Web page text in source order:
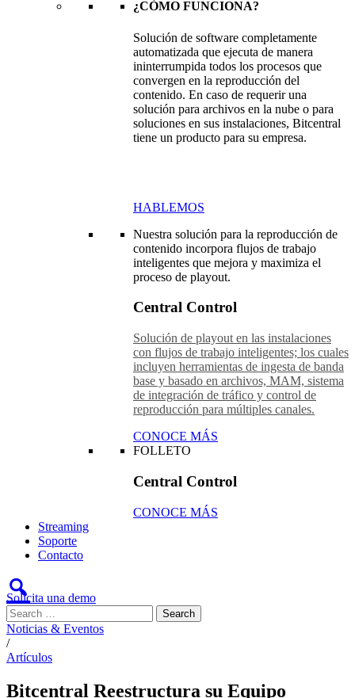
¿CÓMO FUNCIONA?
Solución de software completamente
automatizada que ejecuta de manera
ininterrumpida todos los procesos que
convergen en la reproducción del
contenido. En caso de requerir una
solución para archivos en la nube o para
soluciones en sus instalaciones, Bitcentral
tiene un producto para su empresa.
HABLEMOS
Nuestra solución para la reproducción de
contenido incorpora flujos de trabajo
inteligentes que mejora y maximiza el
proceso de playout.
Central Control
Solución de playout en las instalaciones
con flujos de trabajo inteligentes; los cuales
incluyen herramientas de ingesta de banda
base y basado en archivos, MAM, sistema
de integración de tráfico y control de
reproducción para múltiples canales.
CONOCE MÁS
FOLLETO
Central Control
CONOCE MÁS
Streaming
Soporte
Contacto
Solicita una demo
Noticias & Eventos
/
Artículos
Bitcentral Reestructura su Equipo